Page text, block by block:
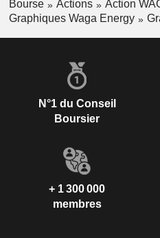
Bourse Actions
Action
Graphiques Waga Energy
N°1 du Conseil
Boursier
+ 1 300 000
membres